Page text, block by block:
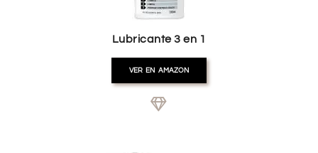
Lubricante 3 en 1
VER EN AMAZON